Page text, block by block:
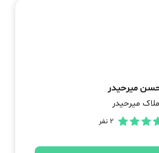
میرحیدر
میرحیدر
2 نفر